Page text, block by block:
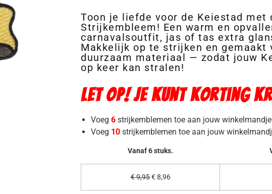
Toon je liefde voor de Keiestad met
Strijkembleem! Een warm en
carnavalsoutfit, jas of tas extra
Makkelijk op te strijken en gemaakt
duurzaam materiaal — zodat jouw
op keer kan stralen!
Let op! Je kunt korting
Voeg 6 strijkemblemen toe aan jouw
Voeg 10 strijkemblemen toe aan jouw
Vanaf 6 stuks.
€9,95 €8,96